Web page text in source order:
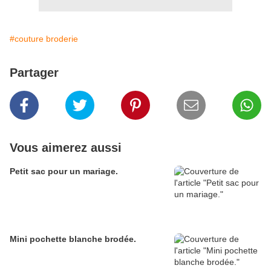
#couture broderie
Partager
Vous aimerez aussi
Petit sac pour un mariage.
Mini pochette blanche brodée.